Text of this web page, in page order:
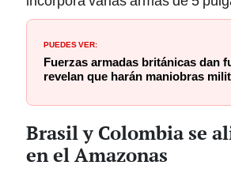
PUEDES VER:
Fuerzas armadas británicas dan
revelan que harán maniobras
Brasil y Colombia se
en el Amazonas